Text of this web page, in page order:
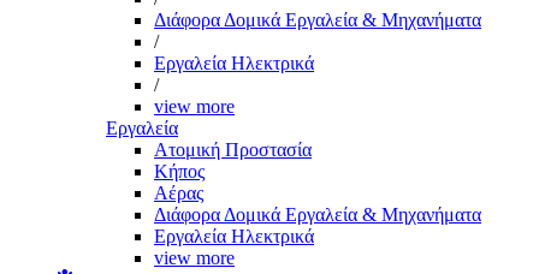
Διάφορα Δομικά Εργαλεία & Μηχανήματα
/
Εργαλεία Ηλεκτρικά
/
view more
Εργαλεία
Aτομική Προστασία
Kήπος
Αέρας
Διάφορα Δομικά Εργαλεία & Μηχανήματα
Εργαλεία Ηλεκτρικά
view more